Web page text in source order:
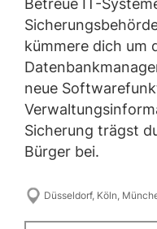
Betreue IT-
kümmere dich um
neue
Sicherung trägst
Bürger bei.
Düsseldorf, Köln,